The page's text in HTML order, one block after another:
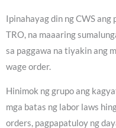
Ipinahayag din ng CWS ang
TRO, na maaaring
sa paggawa na tiyakin ang
wage order.
Hinimok ng grupo ang
mga batas ng labor laws
orders, pagpapatuloy ng